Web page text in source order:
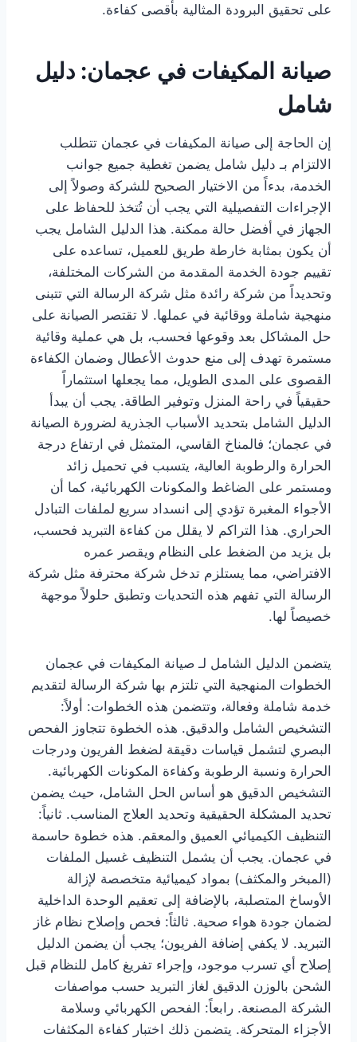
على تحقيق البرودة المثالية بأقصى كفاءة.
صيانة المكيفات في عجمان: دليل
شامل
إن الحاجة إلى صيانة المكيفات في عجمان تتطلب
الالتزام بـ دليل شامل يضمن تغطية جميع جوانب
الخدمة، بدءاً من الاختيار الصحيح للشركة وصولاً إلى
الإجراءات التفصيلية التي يجب أن تُتخذ للحفاظ على
الجهاز في أفضل حالة ممكنة. هذا الدليل الشامل يجب
أن يكون بمثابة خارطة طريق للعميل، تساعده على
تقييم جودة الخدمة المقدمة من الشركات المختلفة،
وتحديداً من شركة رائدة مثل شركة الرسالة التي تتبنى
منهجية شاملة ووقائية في عملها. لا تقتصر الصيانة على
حل المشاكل بعد وقوعها فحسب، بل هي عملية وقائية
مستمرة تهدف إلى منع حدوث الأعطال وضمان الكفاءة
القصوى على المدى الطويل، مما يجعلها استثماراً
حقيقياً في راحة المنزل وتوفير الطاقة. يجب أن يبدأ
الدليل الشامل بتحديد الأسباب الجذرية لضرورة الصيانة
في عجمان؛ فالمناخ القاسي، المتمثل في ارتفاع درجة
الحرارة والرطوبة العالية، يتسبب في تحميل زائد
ومستمر على الضاغط والمكونات الكهربائية، كما أن
الأجواء المغبرة تؤدي إلى انسداد سريع لملفات التبادل
الحراري. هذا التراكم لا يقلل من كفاءة التبريد فحسب،
بل يزيد من الضغط على النظام ويقصر عمره
الافتراضي، مما يستلزم تدخل شركة محترفة مثل شركة
الرسالة التي تفهم هذه التحديات وتطبق حلولاً موجهة
خصيصاً لها.
يتضمن الدليل الشامل لـ صيانة المكيفات في عجمان
الخطوات المنهجية التي تلتزم بها شركة الرسالة لتقديم
خدمة شاملة وفعالة، وتتضمن هذه الخطوات: أولاً:
التشخيص الشامل والدقيق. هذه الخطوة تتجاوز الفحص
البصري لتشمل قياسات دقيقة لضغط الفريون ودرجات
الحرارة ونسبة الرطوبة وكفاءة المكونات الكهربائية.
التشخيص الدقيق هو أساس الحل الشامل، حيث يضمن
تحديد المشكلة الحقيقية وتحديد العلاج المناسب. ثانياً:
التنظيف الكيميائي العميق والمعقم. هذه خطوة حاسمة
في عجمان. يجب أن يشمل التنظيف غسيل الملفات
(المبخر والمكثف) بمواد كيميائية متخصصة لإزالة
الأوساخ المتصلبة، بالإضافة إلى تعقيم الوحدة الداخلية
لضمان جودة هواء صحية. ثالثاً: فحص وإصلاح نظام غاز
التبريد. لا يكفي إضافة الفريون؛ يجب أن يضمن الدليل
إصلاح أي تسرب موجود، وإجراء تفريغ كامل للنظام قبل
الشحن بالوزن الدقيق لغاز التبريد حسب مواصفات
الشركة المصنعة. رابعاً: الفحص الكهربائي وسلامة
الأجزاء المتحركة. يتضمن ذلك اختبار كفاءة المكثفات